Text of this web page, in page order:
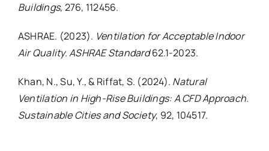
Buildings, 276, 112456.
ASHRAE. (2023). Ventilation for Acceptable Indoor
Air Quality. ASHRAE Standard62.1-2023.
Khan, N., Su, Y., & Riffat, S. (2024). Natural
Ventilation in High-Rise Buildings: A CFD Approach.
Sustainable Cities and Society, 92, 104517.